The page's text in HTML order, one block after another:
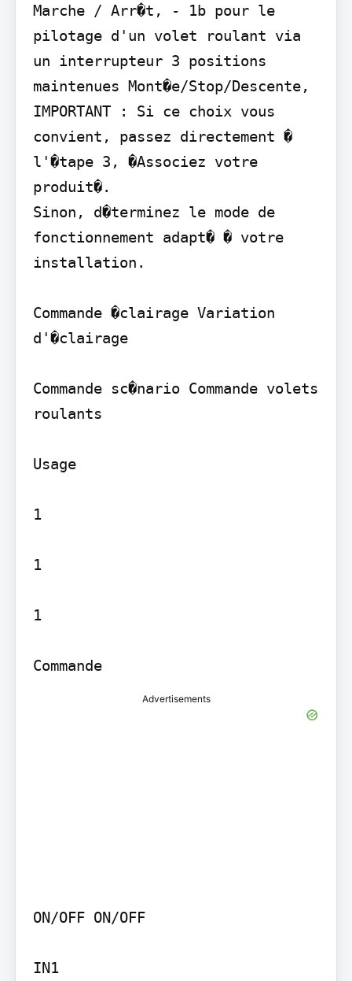
Marche / Arr�t, - 1b pour le
pilotage d'un volet roulant via
un interrupteur 3 positions
maintenues Mont�e/Stop/Descente,
IMPORTANT : Si ce choix vous
convient, passez directement �
l'�tape 3, �Associez votre
produit�.
Sinon, d�terminez le mode de
fonctionnement adapt� � votre
installation.
Commande �clairage Variation
d'�clairage
Commande sc�nario Commande volets
roulants
Usage
1
1
1
Commande
Advertisements
ON/OFF ON/OFF
IN1